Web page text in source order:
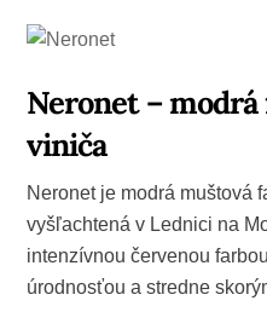
Neronet –
viniča
Neronet je modrá muštová
vyšľachtená v Lednici na
intenzívnou červenou
úrodnosťou a stredne